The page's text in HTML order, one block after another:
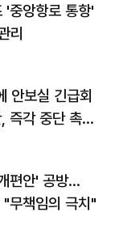
'중앙항로 통항'
리
안보실 긴급회
즉각 중단 촉
편안' 공방…
무책임의 극치"